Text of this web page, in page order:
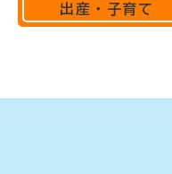
出産・子育て